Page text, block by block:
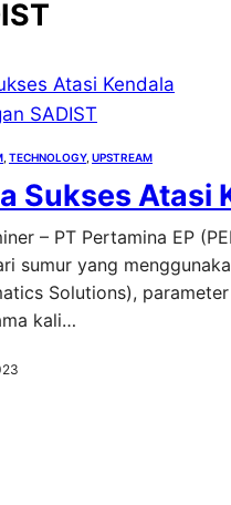
TECHNOLOGY, UPSTREAM
Sukses Atasi
– PT Pertamina EP
sumur yang
Solutions),
kali…